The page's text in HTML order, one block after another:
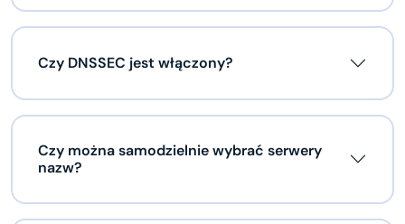
Czy DNSSEC jest włączony?
Czy można samodzielnie wybrać serwery
nazw?